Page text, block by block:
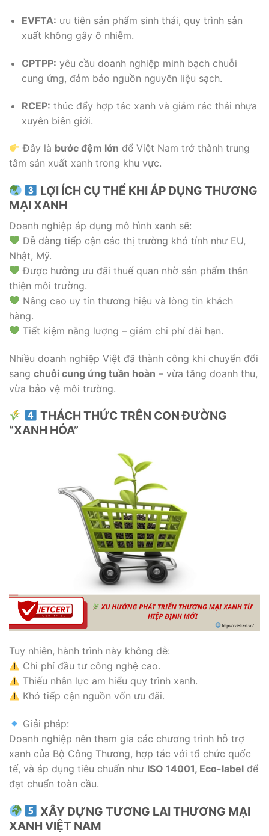
EVFTA: ưu tiên sản phẩm sinh thái, quy trình sản
xuất không gây ô nhiễm.
CPTPP: yêu cầu doanh nghiệp minh bạch chuỗi
cung ứng, đảm bảo nguồn nguyên liệu sạch.
RCEP: thúc đẩy hợp tác xanh và giảm rác thải nhựa
xuyên biên giới.
Đây là bước đệm lớn để Việt Nam trở thành trung
tâm sản xuất xanh trong khu vực.
LỢI ÍCH CỤ THỂ KHI ÁP DỤNG THƯƠNG
MẠI XANH
Doanh nghiệp áp dụng mô hình xanh sẽ:
Dễ dàng tiếp cận các thị trường khó tính như EU,
Nhật, Mỹ.
Được hưởng ưu đãi thuế quan nhờ sản phẩm thân
thiện môi trường.
Nâng cao uy tín thương hiệu và lòng tin khách
hàng.
Tiết kiệm năng lượng – giảm chi phí dài hạn.
Nhiều doanh nghiệp Việt đã thành công khi chuyển đổi
sang chuỗi cung ứng tuần hoàn – vừa tăng doanh thu,
vừa bảo vệ môi trường.
THÁCH THỨC TRÊN CON ĐƯỜNG
“XANH HÓA”
Tuy nhiên, hành trình này không dễ:
Chi phí đầu tư công nghệ cao.
Thiếu nhân lực am hiểu quy trình xanh.
Khó tiếp cận nguồn vốn ưu đãi.
Giải pháp:
Doanh nghiệp nên tham gia các chương trình hỗ trợ
xanh của Bộ Công Thương, hợp tác với tổ chức quốc
tế, và áp dụng tiêu chuẩn như ISO 14001, Eco-label để
đạt chuẩn toàn cầu.
XÂY DỰNG TƯƠNG LAI THƯƠNG MẠI
XANH VIỆT NAM